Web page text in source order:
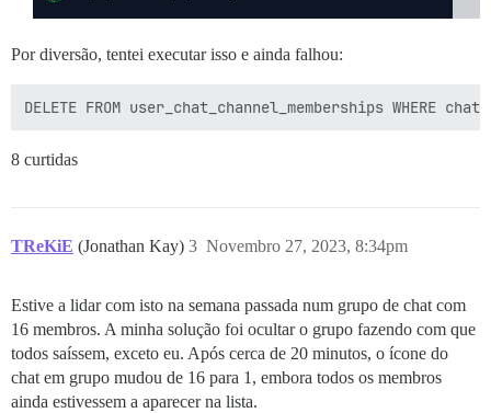
Por diversão, tentei executar isso e ainda falhou:
8 curtidas
TReKiE (Jonathan Kay) Novembro 27, 2023, 8:34pm
3
Estive a lidar com isto na semana passada num grupo de chat com
16 membros. A minha solução foi ocultar o grupo fazendo com que
todos saíssem, exceto eu. Após cerca de 20 minutos, o ícone do
chat em grupo mudou de 16 para 1, embora todos os membros
ainda estivessem a aparecer na lista.